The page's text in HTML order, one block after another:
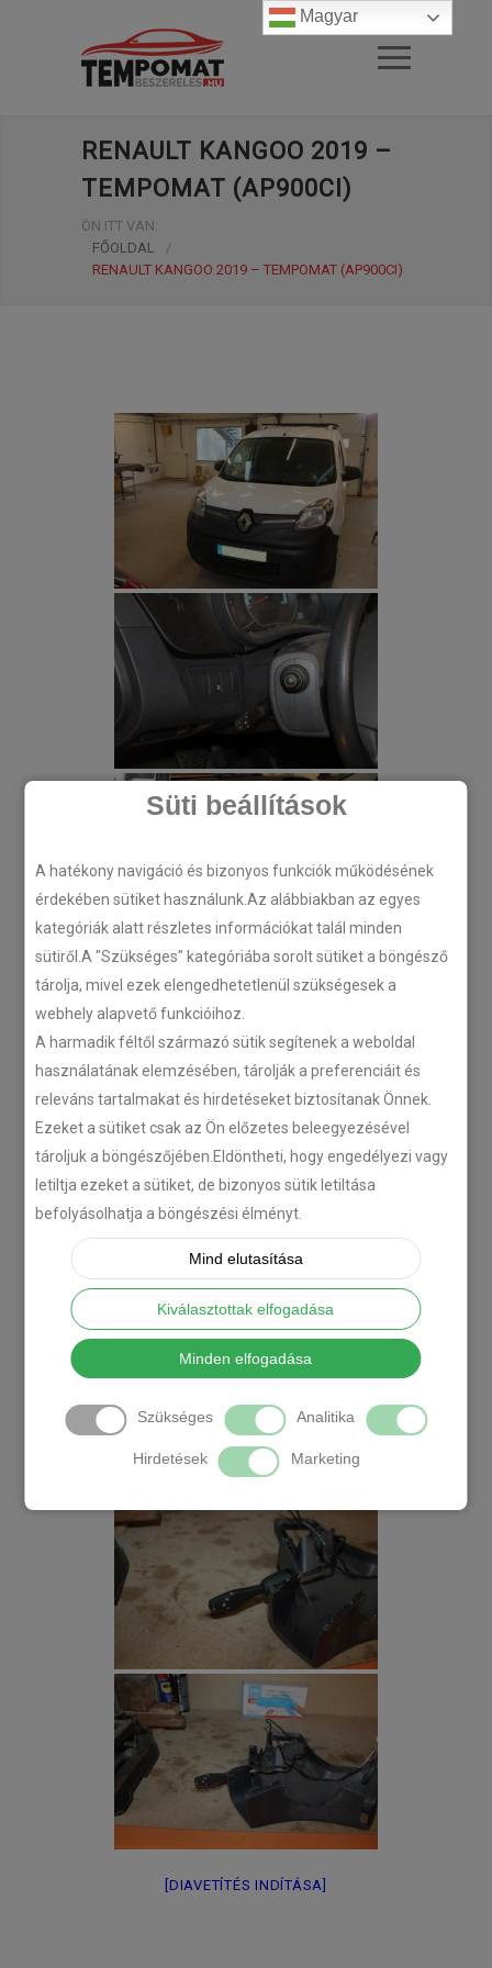
Süti beállítások
A hatékony navigáció és bizonyos funkciók működésének
érdekében sütiket használunk.Az alábbiakban az egyes
kategóriák alatt részletes információkat talál minden
sütiről.A "Szükséges" kategóriába sorolt sütiket a böngésző
tárolja, mivel ezek elengedhetetlenül szükségesek a
webhely alapvető funkcióihoz.
A harmadik féltől származó sütik segítenek a weboldal
használatának elemzésében, tárolják a preferenciáit és
releváns tartalmakat és hirdetéseket biztosítanak Önnek.
Ezeket a sütiket csak az Ön előzetes beleegyezésével
tároljuk a böngészőjében.Eldöntheti, hogy engedélyezi vagy
letiltja ezeket a sütiket, de bizonyos sütik letiltása
befolyásolhatja a böngészési élményt.
Mind elutasítása
Kiválasztottak elfogadása
Minden elfogadása
Szükséges Analitika
Hirdetések Marketing
RENAULT KANGOO 2019 –
TEMPOMAT (AP900CI)
ÖN ITT VAN:
FŐOLDAL
/
RENAULT KANGOO 2019 – TEMPOMAT (AP900CI)
[DIAVETÍTÉS INDÍTÁSA]
Magyar